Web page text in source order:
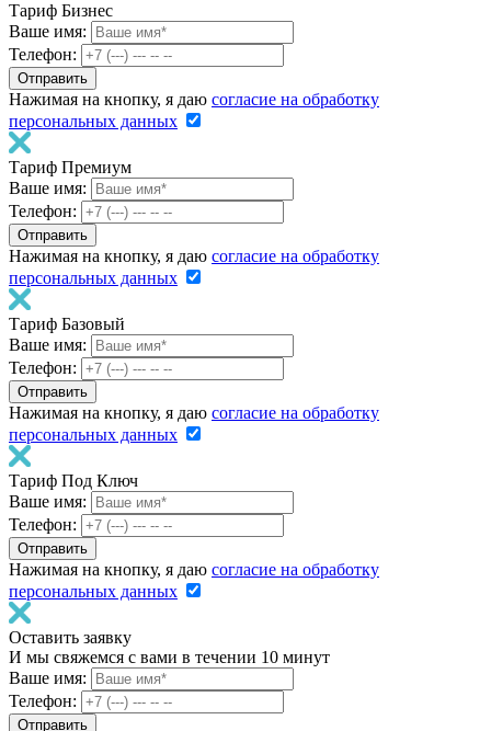
Тариф Бизнес
Ваше имя:
Телефон:
Нажимая на кнопку, я даю согласие на обработку
персональных данных
Тариф Премиум
Ваше имя:
Телефон:
Нажимая на кнопку, я даю согласие на обработку
персональных данных
Тариф Базовый
Ваше имя:
Телефон:
Нажимая на кнопку, я даю согласие на обработку
персональных данных
Тариф Под Ключ
Ваше имя:
Телефон:
Нажимая на кнопку, я даю согласие на обработку
персональных данных
Оставить заявку
И мы свяжемся с вами в течении 10 минут
Ваше имя:
Телефон: